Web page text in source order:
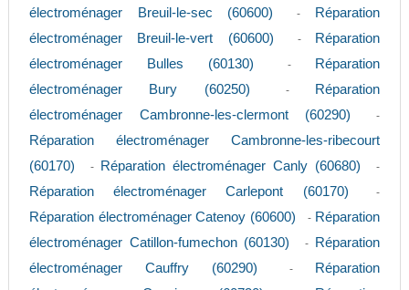
électroménager Breuil-le-sec (60600)
-
Réparation
électroménager Breuil-le-vert (60600)
-
Réparation
électroménager Bulles (60130)
-
Réparation
électroménager Bury (60250)
-
Réparation
électroménager Cambronne-les-clermont (60290)
-
Réparation électroménager Cambronne-les-ribecourt
(60170)
- Réparation électroménager Canly (60680) -
Réparation électroménager Carlepont (60170) -
Réparation électroménager Catenoy (60600) - Réparation
électroménager Catillon-fumechon (60130)
-
Réparation
électroménager Cauffry (60290)
-
Réparation